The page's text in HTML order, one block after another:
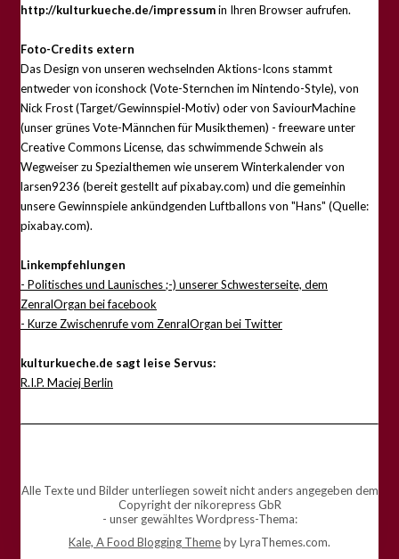
http://kulturkueche.de/impressumin Ihren Browser aufrufen.
Foto-Credits extern
Das Design von unseren wechselnden Aktions-Icons stammt
entweder von iconshock (Vote-Sternchen im Nintendo-Style), von
Nick Frost (Target/Gewinnspiel-Motiv) oder von SaviourMachine
(unser grünes Vote-Männchen für Musikthemen) - freeware unter
Creative Commons License, das schwimmende Schwein als
Wegweiser zu Spezialthemen wie unserem Winterkalender von
larsen9236 (bereit gestellt auf pixabay.com) und die gemeinhin
unsere Gewinnspiele ankündgenden Luftballons von "Hans" (Quelle:
pixabay.com).
Linkempfehlungen
- Politisches und Launisches ;-) unserer Schwesterseite, dem
ZenralOrgan bei facebook
- Kurze Zwischenrufe vom ZenralOrgan bei Twitter
kulturkueche.de sagt leise Servus:
R.I.P. Maciej Berlin
Alle Texte und Bilder unterliegen soweit nicht anders angegeben dem
Copyright der nikorepress GbR
- unser gewähltes Wordpress-Thema:
Kale, A Food Blogging Themeby LyraThemes.com.